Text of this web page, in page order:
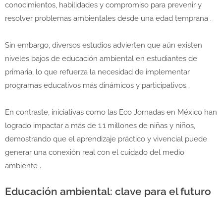
conocimientos, habilidades y compromiso para prevenir y
resolver problemas ambientales desde una edad temprana .
Sin embargo, diversos estudios advierten que aún existen
niveles bajos de educación ambiental en estudiantes de
primaria, lo que refuerza la necesidad de implementar
programas educativos más dinámicos y participativos .
En contraste, iniciativas como las Eco Jornadas en México han
logrado impactar a más de 1.1 millones de niñas y niños,
demostrando que el aprendizaje práctico y vivencial puede
generar una conexión real con el cuidado del medio
ambiente .
Educación ambiental: clave para el futuro